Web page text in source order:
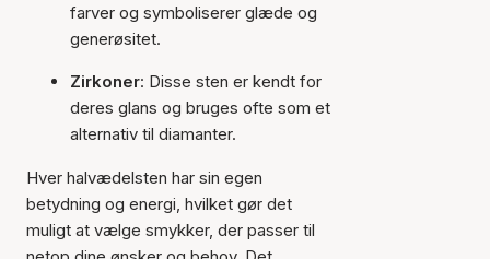
farver og symboliserer glæde og
generøsitet.
Zirkoner: Disse sten er kendt for
deres glans og bruges ofte som et
alternativ til diamanter.
Hver halvædelsten har sin egen
betydning og energi, hvilket gør det
muligt at vælge smykker, der passer til